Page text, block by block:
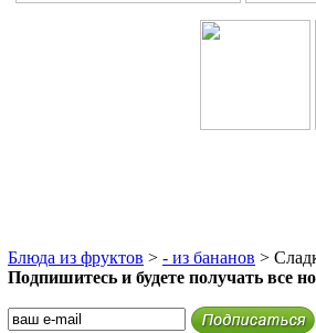
Блюда из фруктов > - из бананов >
Подпишитесь и будете получать все